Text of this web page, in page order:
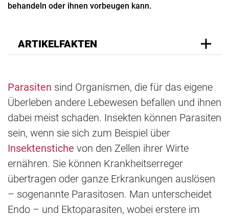
behandeln oder ihnen vorbeugen kann.
ARTIKELFAKTEN
Parasiten sind Organismen, die für das eigene
Überleben andere Lebewesen befallen und ihnen
dabei meist schaden. Insekten können Parasiten
sein, wenn sie sich zum Beispiel über
Insektenstiche von den Zellen ihrer Wirte
ernähren. Sie können Krankheitserreger
übertragen oder ganze Erkrankungen auslösen
– sogenannte Parasitosen. Man unterscheidet
Endo – und Ektoparasiten, wobei erstere im